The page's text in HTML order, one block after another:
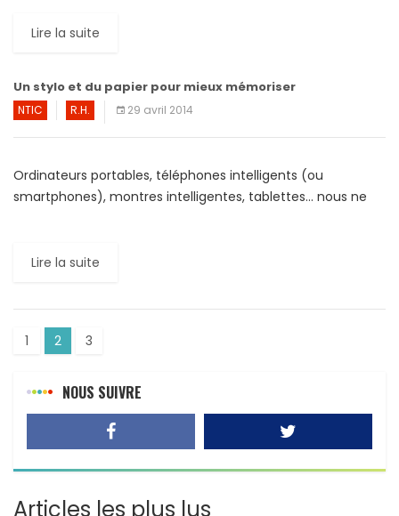
Lire la suite
Un stylo et du papier pour mieux mémoriser
NTIC R.H. 29 avril 2014
Ordinateurs portables, téléphones intelligents (ou
smartphones), montres intelligentes, tablettes… nous ne
Lire la suite
1 2 3
NOUS SUIVRE
Articles les plus lus